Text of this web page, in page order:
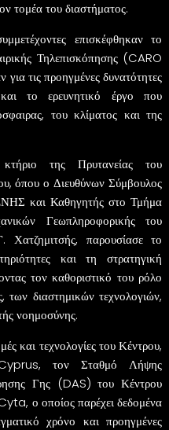
τομέα του διαστήματος.
επισκέφθηκαν το
Τηλεπισκόπησης (CARO
τις προηγμένες δυνατότητες
το ερευνητικό έργο που
του κλίματος και της
της Πρυτανείας του
όπου ο Διευθύνων Σύμβουλος
και Καθηγητής στο Τμήμα
Γεωπληροφορικής του
παρουσίασε το
και τη στρατηγική
τον καθοριστικό του ρόλο
διαστημικών τεχνολογιών,
νοημοσύνης.
και τεχνολογίες του Κέντρου,
τον Σταθμό Λήψης
Γης (DAS) του Κέντρου
ο οποίος παρέχει δεδομένα
χρόνο και προηγμένες